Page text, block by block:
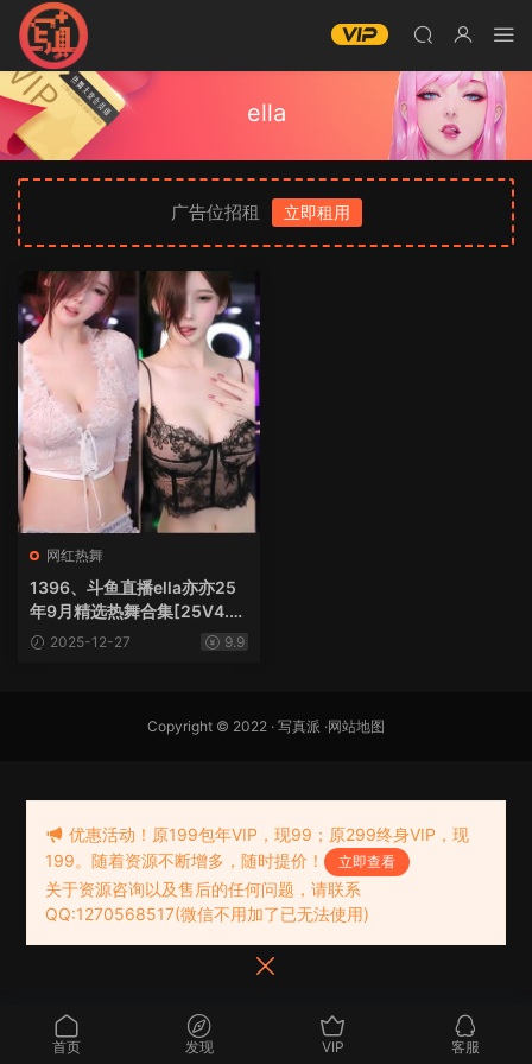
ella
广告位招租 立即租用
网红热舞
1396、斗鱼直播ella亦亦25
年9月精选热舞合集[25V4.2
2G]2025-12-27 9.9
Copyright © 2022 · 写真派 ·网站地图
首页 发现 VIP 客服
优惠活动！原199包年VIP，现99；原299终身VIP，现
199。随着资源不断增多，随时提价！
立即查看
关于资源咨询以及售后的任何问题，请联系
QQ:1270568517(微信不用加了已无法使用)